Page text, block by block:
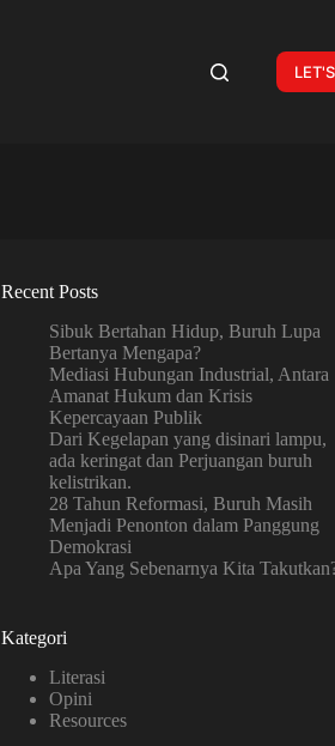
Recent Posts
Sibuk Bertahan Hidup, Buruh Lupa
Bertanya Mengapa?
Mediasi Hubungan Industrial, Antara
Amanat Hukum dan Krisis
Kepercayaan Publik
Dari Kegelapan yang disinari lampu,
ada keringat dan Perjuangan buruh
kelistrikan.
28 Tahun Reformasi, Buruh Masih
Menjadi Penonton dalam Panggung
Demokrasi
Apa Yang Sebenarnya Kita
Kategori
Literasi
Opini
Resources